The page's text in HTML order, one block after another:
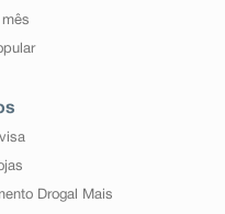
Drogal Mais